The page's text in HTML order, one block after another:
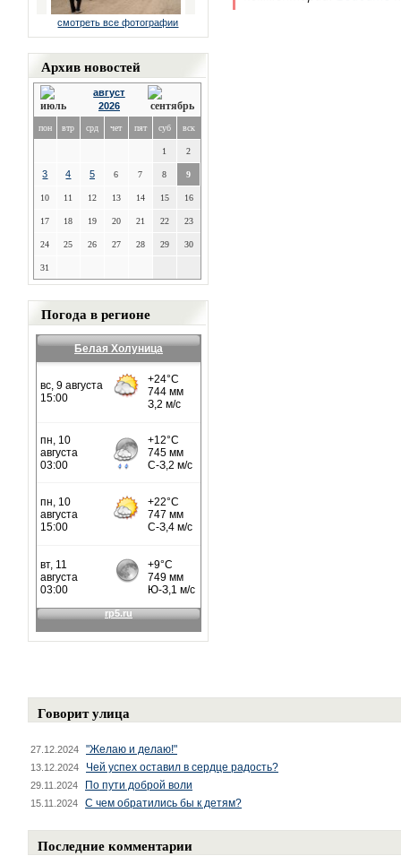
смотреть все фотографии
Архив новостей
август
2026
пон втр срд чет пят суб вск
1 2
3 4 5 6 7 8 9
10 11 12 13 14 15 16
17 18 19 20 21 22 23
24 25 26 27 28 29 30
31
Погода в регионе
Белая Холуница
Говорит улица
27.12.2024 "Желаю и делаю!"
13.12.2024 Чей успех оставил в сердце радость?
29.11.2024 По пути доброй воли
15.11.2024 С чем обратились бы к детям?
Последние комментарии